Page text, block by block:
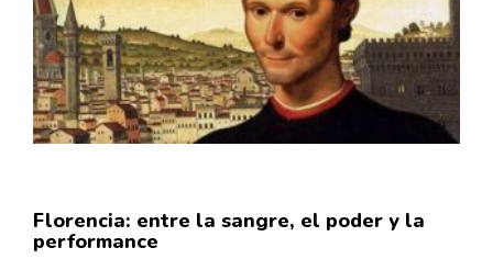
Florencia: entre la sangre, el poder y la
performance